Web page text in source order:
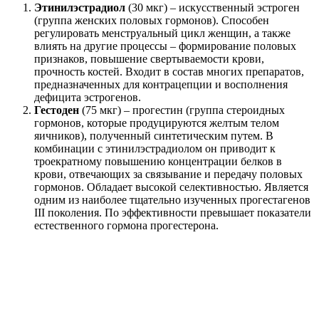
Этинилэстрадиол (30 мкг) – искусственный эстроген
(группа женских половых гормонов). Способен
регулировать менструальный цикл женщин, а также
влиять на другие процессы – формирование половых
признаков, повышение свертываемости крови,
прочность костей. Входит в состав многих препаратов,
предназначенных для контрацепции и восполнения
дефицита эстрогенов.
Гестоден (75 мкг) – прогестин (группа стероидных
гормонов, которые продуцируются желтым телом
яичников), полученный синтетическим путем. В
комбинации с этинилэстрадиолом он приводит к
троекратному повышению концентрации белков в
крови, отвечающих за связывание и передачу половых
гормонов. Обладает высокой селективностью. Является
одним из наиболее тщательно изученных прогестагенов
III поколения. По эффективности превышает показатели
естественного гормона прогестерона.